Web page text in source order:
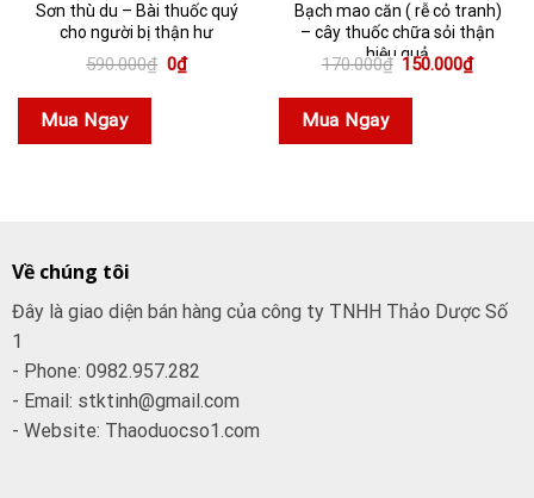
Sơn thù du – Bài thuốc quý
cho người bị thận hư
590.000₫ Giá
gốc
0₫Giá
hiện
Mua Ngay
Bạch mao căn ( rễ cỏ tranh)
– cây thuốc chữa sỏi thận
hiệu quả
170.000₫ Giá
là:
150.000₫Giá
hiện
Mua Ngay
Về chúng tôi
Đây là giao diện bán hàng của công ty TNHH Thảo Dược Số
1
- Phone: 0982.957.282
- Email: stktinh@gmail.com
- Website: Thaoduocso1.com